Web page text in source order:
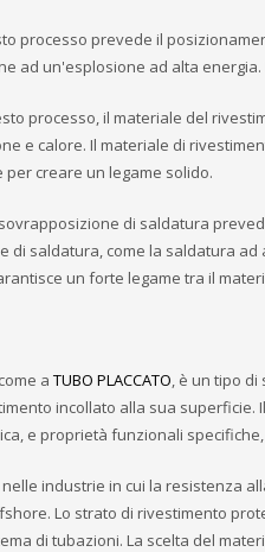
processo prevede il
ad un'esplosione ad alta
processo, il materiale del
e calore. Il materiale di
creare un legame solido.
di saldatura
di saldatura, come la saldatura ad
un forte legame tra il
a TUBO PLACCATO, è un tipo
incollato alla sua
e proprietà funzionali
industrie in cui la resistenza
Lo strato di rivestimento
di tubazioni. La scelta del